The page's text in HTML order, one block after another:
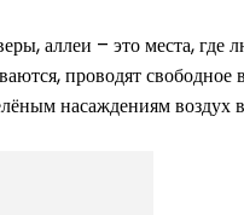
аллеи – это места, где
проводят свободное
насаждениям воздух